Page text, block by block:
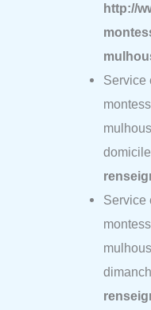
http://
Service
Service